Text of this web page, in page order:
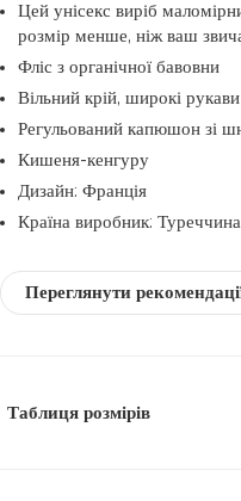
Цей унісекс виріб
розмір менше, ніж ваш
Фліс з органічної бавовни
Вільний крій, широкі рукави
Регульований капюшон зі
Кишеня-кенгуру
Дизайн: Франція
Країна виробник: Туреччина
Переглянути
Таблиця розмірів